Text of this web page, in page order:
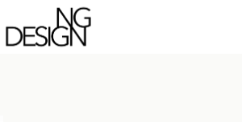
akceptujesz pliki cookie.